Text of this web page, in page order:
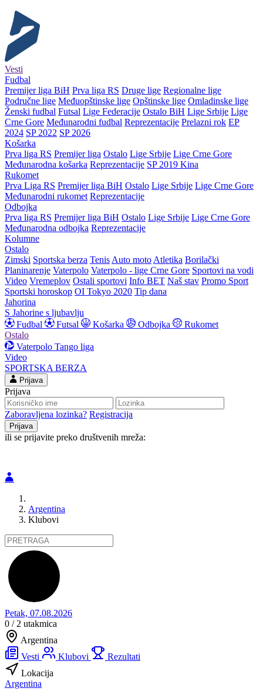
Vesti
Fudbal
Premijer liga BiH Prva liga RS Druge lige Regionalne lige
Područne lige Međuopštinske lige Opštinske lige Omladinske lige
Ženski fudbal Futsal Lige Federacije Ostalo BiH Lige Srbije Lige
Crne Gore Međunarodni fudbal Reprezentacije Prelazni rok EP
2024 SP 2022 SP 2026
Košarka
Prva liga RS Premijer liga Ostalo Lige Srbije Lige Crne Gore
Međunarodna košarka Reprezentacije SP 2019 Kina
Rukomet
Prva Liga RS Premijer liga BiH Ostalo Lige Srbije Lige Crne Gore
Međunarodni rukomet Reprezentacije
Odbojka
Prva liga RS Premijer liga BiH Ostalo Lige Srbije Lige Crne Gore
Međunarodna odbojka Reprezentacije
Kolumne
Ostalo
Zimski Sportska berza Tenis Auto moto Atletika Borilački
Planinarenje Vaterpolo Vaterpolo - lige Crne Gore Sportovi na vodi
Video Vremeplov Ostali sportovi Info BET Naš stav Promo Sport
Sportski horoskop OI Tokyo 2020 Tip dana
Jahorina
S Jahorine s ljubavlju
Fudbal
Futsal Košarka Odbojka
Rukomet
Ostalo
Vaterpolo Tango liga
Video
SPORTSKA BERZA
Prijava
Prijava
Zaboravljena lozinka? Registracija
ili se prijavite preko društvenih mreža:
Argentina
Klubovi
Petak, 07.08.2026
0 / 2 utakmica
Argentina
Vesti
Klubovi
Rezultati
Lokacija
Argentina